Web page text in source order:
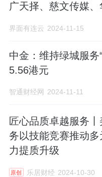
万物梁行作为国内
商，始终致力于以
方式，积极践行低
行将继续秉承初心
广天择、慈文传媒
界面有连云 2024-11-15
中金：维持绿城服务
5.56港元
智通财经网 2024-11-11
匠心品质卓越服务丨
务以技能竞赛推动多
力提质升级
原创 乐居财经 2024-10-30